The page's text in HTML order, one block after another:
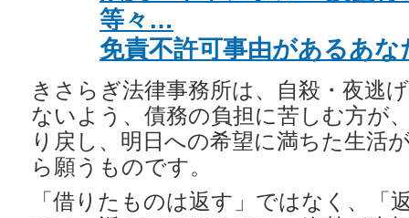
等々…
免責不許可事由があるあな
きさらぎ法律事務所は、自殺・夜逃
ないよう、債務の負担に苦しむ方が
り戻し、明日への希望に満ちた生活
ら願うものです。
「借りたものは返す」ではなく、「